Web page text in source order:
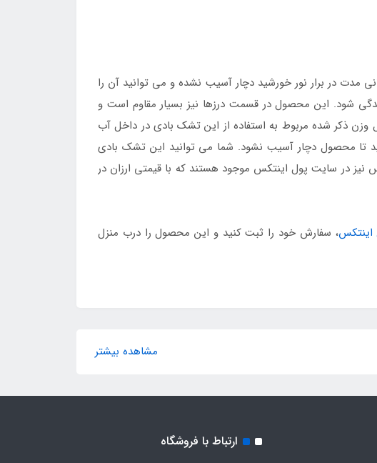
مدت در برار نور خورشید دچار آسیب نشده و می توانید آن را
شود. این محصول در قسمت درزها نیز بسیار مقاوم است و
ذکر شده مربوط به استفاده از این تشک بادی در داخل آب
تا محصول دچار آسیب نشود. شما می توانید این تشک بادی
نیز در سایت پول اینتکس موجود هستند که با قیمتی ارزان در
اینتکس، سفارش خود را ثبت کنید و این محصول را درب منزل
مشاهده بیشتر
ارتباط با فروشگاه